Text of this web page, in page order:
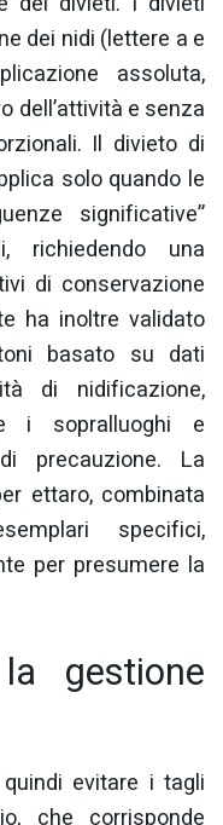
dei nidi (lettere a e
assoluta,
dell’attività e senza
Il divieto di
solo quando le
significative”
richiedendo una
di conservazione
ha inoltre validato
basato su dati
di nidificazione,
i sopralluoghi e
precauzione. La
ettaro, combinata
specifici,
per presumere la
gestione
evitare i tagli